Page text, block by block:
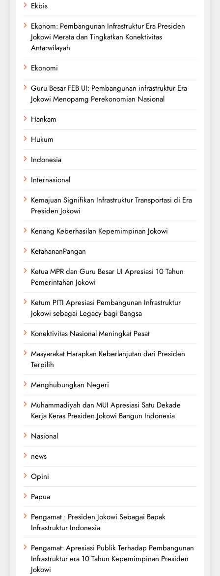
Ekbis
Ekonom: Pembangunan Infrastruktur Era Presiden
Jokowi Merata dan Tingkatkan Konektivitas
Antarwilayah
Ekonomi
Guru Besar FEB UI: Pembangunan infrastruktur Era
Jokowi Menopamg Perekonomian Nasional
Hankam
Hukum
Indonesia
Internasional
Kemajuan Signifikan Infrastruktur Transportasi di Era
Presiden Jokowi
Kenang Keberhasilan Kepemimpinan Jokowi
KetahananPangan
Ketua MPR dan Guru Besar UI Apresiasi 10 Tahun
Pemerintahan Jokowi
Ketum PITI Apresiasi Pembangunan Infrastruktur
Jokowi sebagai Legacy bagi Bangsa
Konektivitas Nasional Meningkat Pesat
Masyarakat Harapkan Keberlanjutan dari Presiden
Terpilih
Menghubungkan Negeri
Muhammadiyah dan MUI Apresiasi Satu Dekade
Kerja Keras Presiden Jokowi Bangun Indonesia
Nasional
news
Opini
Papua
Pengamat : Presiden Jokowi Sebagai Bapak
Infrastruktur Indonesia
Pengamat: Apresiasi Publik Terhadap Pembangunan
Infrastruktur era 10 Tahun Kepemimpinan Presiden
Jokowi